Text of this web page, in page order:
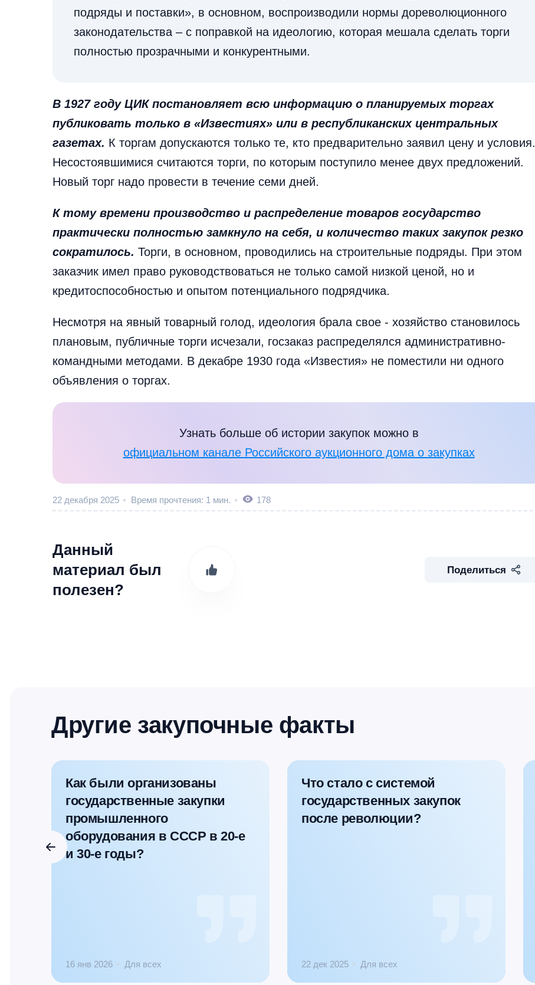
подряды и поставки», в основном, воспроизводили нормы дореволюционного
законодательства – с поправкой на идеологию, которая мешала сделать торги
полностью прозрачными и конкурентными.
В 1927 году ЦИК постановляет всю информацию о планируемых торгах
публиковать только в «Известиях» или в республиканских центральных
газетах. К торгам допускаются только те, кто предварительно заявил цену и условия.
Несостоявшимися считаются торги, по которым поступило менее двух предложений.
Новый торг надо провести в течение семи дней.
К тому времени производство и распределение товаров государство
практически полностью замкнуло на себя, и количество таких закупок резко
сократилось. Торги, в основном, проводились на строительные подряды. При этом
заказчик имел право руководствоваться не только самой низкой ценой, но и
кредитоспособностью и опытом потенциального подрядчика.
Несмотря на явный товарный голод, идеология брала свое - хозяйство становилось
плановым, публичные торги исчезали, госзаказ распределялся административно-
командными методами. В декабре 1930 года «Известия» не поместили ни одного
объявления о торгах.
Узнать больше об истории закупок можно в
официальном канале Российского аукционного дома о закупках
22 декабря 2025 Время прочтения: 1 мин. 178
Данный
материал был
полезен?
Поделиться
Другие закупочные факты
Как были организованы
государственные закупки
промышленного
оборудования в СССР в 20-е
и 30-е годы?
16 янв 2026 Для всех
Что стало с системой
государственных закупок
после революции?
22 дек 2025 Для всех